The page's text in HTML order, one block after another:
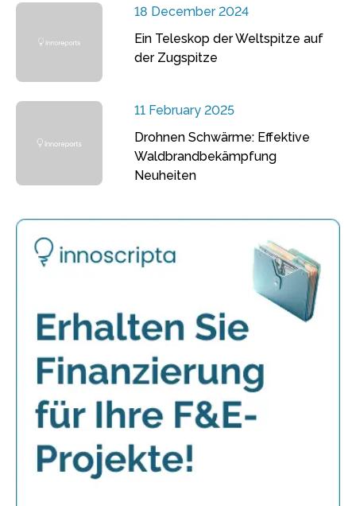
18 December 2024
Ein Teleskop der Weltspitze auf
der Zugspitze
11 February 2025
Drohnen Schwärme: Effektive
Waldbrandbekämpfung
Neuheiten